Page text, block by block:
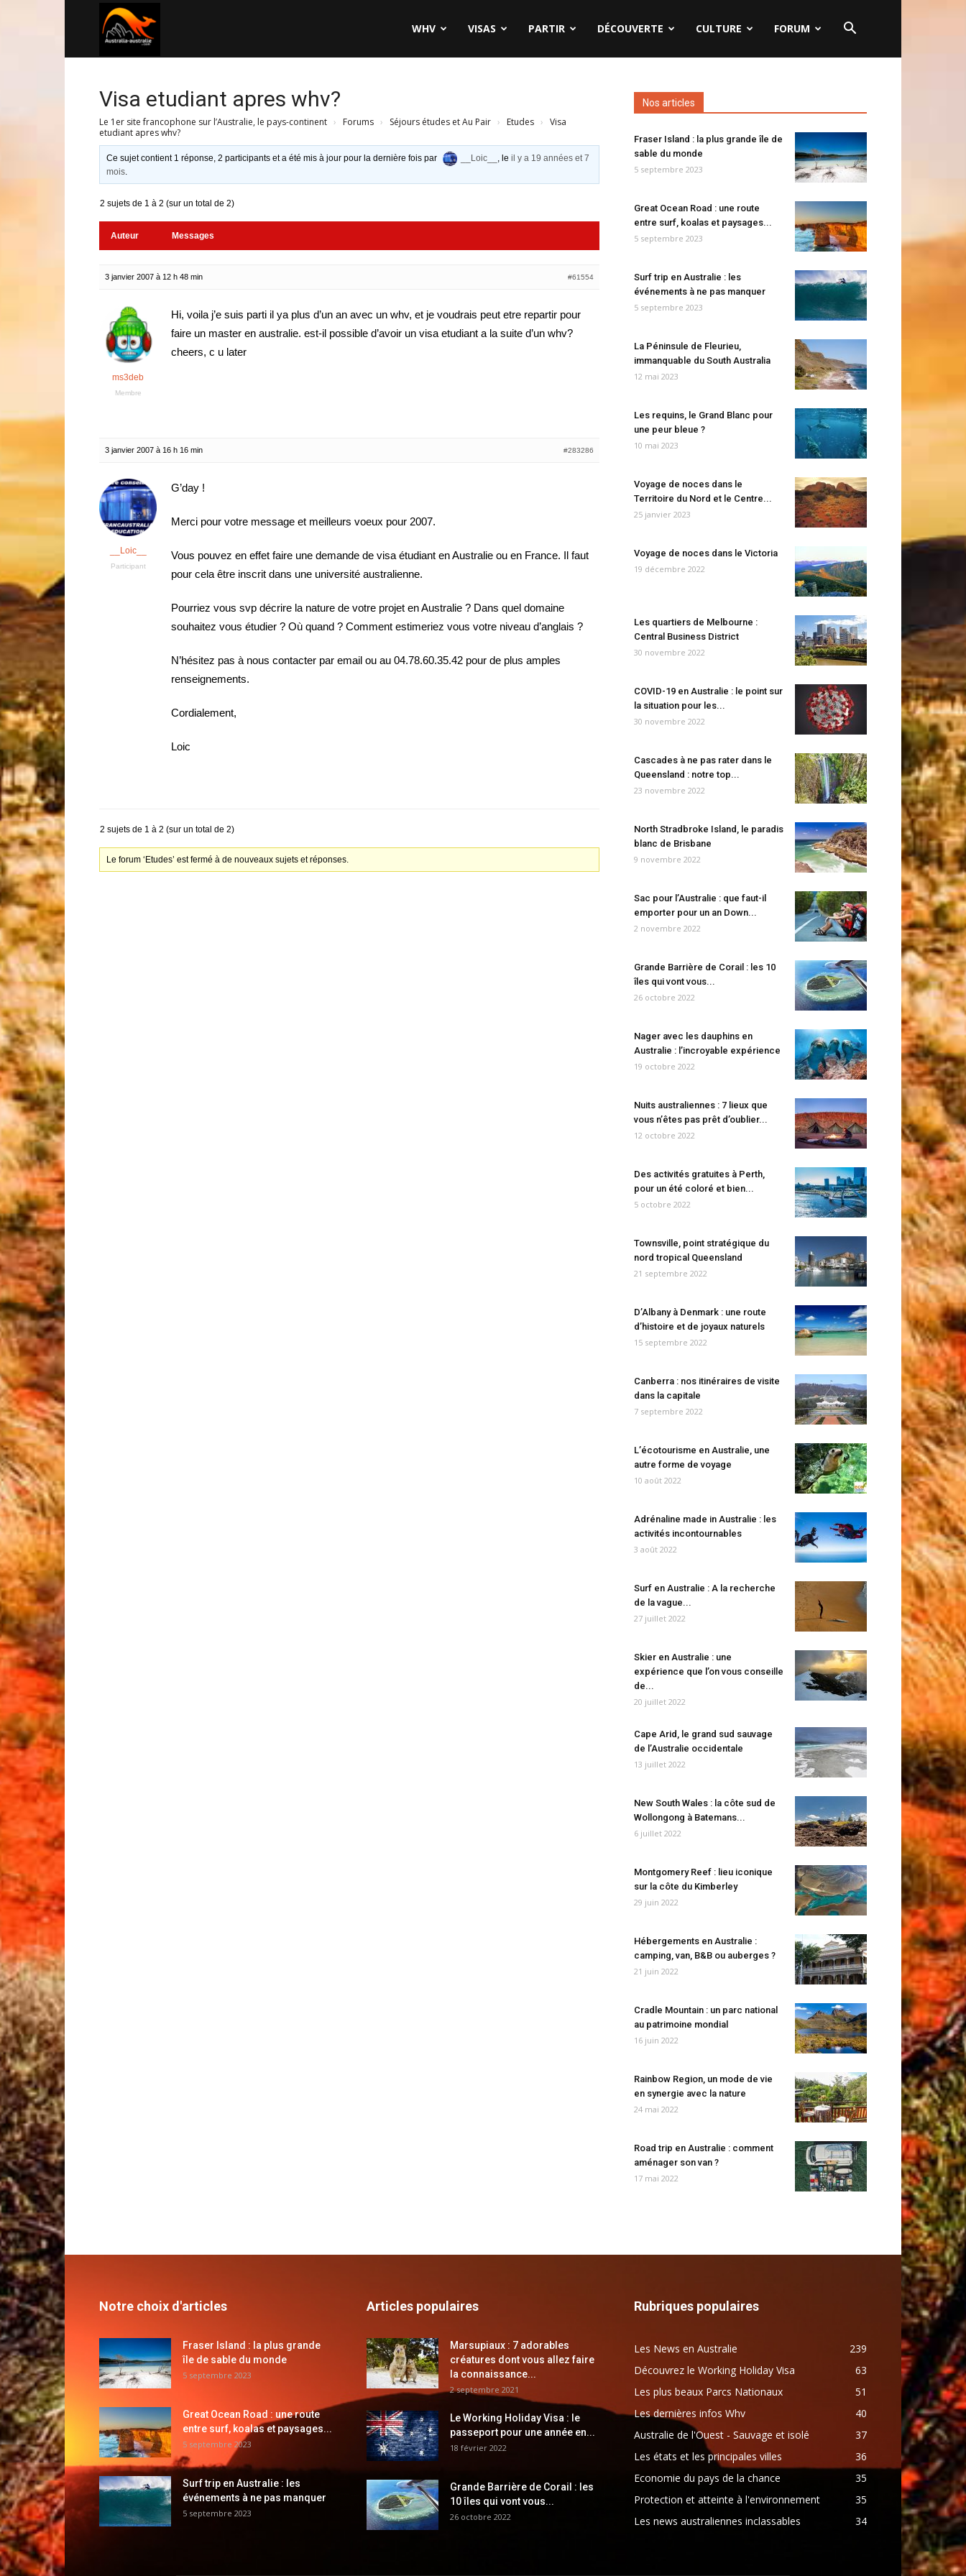
WHV VISAS PARTIR DÉCOUVERTE CULTURE FORUM
Visa etudiant apres whv?
Le 1er site francophone sur l’Australie, le pays-continent › Forums › Séjours études et Au Pair › Etudes › Visa
etudiant apres whv?
Ce sujet contient 1 réponse, 2 participants et a été mis à jour pour la dernière fois par __Loic__ , leil y a 19 années et 7
mois.
2 sujets de 1 à 2 (sur un total de 2)
Auteur Messages
3 janvier 2007 à 12 h 48 min #61554
ms3deb
Membre
Hi, voila j’e suis parti il ya plus d’un an avec un whv, et je voudrais peut etre repartir pour
faire un master en australie. est-il possible d’avoir un visa etudiant a la suite d’un whv?
cheers, c u later
3 janvier 2007 à 16 h 16 min #283286
__Loic__
Participant
G’day !
Merci pour votre message et meilleurs voeux pour 2007.
Vous pouvez en effet faire une demande de visa étudiant en Australie ou en France. Il faut
pour cela être inscrit dans une université australienne.
Pourriez vous svp décrire la nature de votre projet en Australie ? Dans quel domaine
souhaitez vous étudier ? Où quand ? Comment estimeriez vous votre niveau d’anglais ?
N’hésitez pas à nous contacter par email ou au 04.78.60.35.42 pour de plus amples
renseignements.
Cordialement,
Loic
2 sujets de 1 à 2 (sur un total de 2)
Le forum ‘Etudes’ est fermé à de nouveaux sujets et réponses.
Nos articles
Fraser Island : la plus grande île de
sable du monde
5 septembre 2023
Great Ocean Road : une route
entre surf, koalas et paysages...
5 septembre 2023
Surf trip en Australie : les
événements à ne pas manquer
5 septembre 2023
La Péninsule de Fleurieu,
immanquable du South Australia
12 mai 2023
Les requins, le Grand Blanc pour
une peur bleue ?
10 mai 2023
Voyage de noces dans le
Territoire du Nord et le Centre...
25 janvier 2023
Voyage de noces dans le Victoria
19 décembre 2022
Les quartiers de Melbourne :
Central Business District
30 novembre 2022
COVID-19 en Australie : le point sur
la situation pour les...
30 novembre 2022
Cascades à ne pas rater dans le
Queensland : notre top...
23 novembre 2022
North Stradbroke Island, le paradis
blanc de Brisbane
9 novembre 2022
Sac pour l’Australie : que faut-il
emporter pour un an Down...
2 novembre 2022
Grande Barrière de Corail : les 10
îles qui vont vous...
26 octobre 2022
Nager avec les dauphins en
Australie : l’incroyable expérience
19 octobre 2022
Nuits australiennes : 7 lieux que
vous n’êtes pas prêt d’oublier...
12 octobre 2022
Des activités gratuites à Perth,
pour un été coloré et bien...
5 octobre 2022
Townsville, point stratégique du
nord tropical Queensland
21 septembre 2022
D’Albany à Denmark : une route
d’histoire et de joyaux naturels
15 septembre 2022
Canberra : nos itinéraires de visite
dans la capitale
7 septembre 2022
L’écotourisme en Australie, une
autre forme de voyage
10 août 2022
Adrénaline made in Australie : les
activités incontournables
3 août 2022
Surf en Australie : A la recherche
de la vague...
27 juillet 2022
Skier en Australie : une
expérience que l’on vous conseille
de...
20 juillet 2022
Cape Arid, le grand sud sauvage
de l’Australie occidentale
13 juillet 2022
New South Wales : la côte sud de
Wollongong à Batemans...
6 juillet 2022
Montgomery Reef : lieu iconique
sur la côte du Kimberley
29 juin 2022
Hébergements en Australie :
camping, van, B&B ou auberges ?
21 juin 2022
Cradle Mountain : un parc national
au patrimoine mondial
16 juin 2022
Rainbow Region, un mode de vie
en synergie avec la nature
24 mai 2022
Road trip en Australie : comment
aménager son van ?
17 mai 2022
Notre choix d'articles
Fraser Island : la plus grande
île de sable du monde
5 septembre 2023
Great Ocean Road : une route
entre surf, koalas et paysages...
5 septembre 2023
Surf trip en Australie : les
événements à ne pas manquer
5 septembre 2023
Articles populaires
Marsupiaux : 7 adorables
créatures dont vous allez faire
la connaissance...
2 septembre 2021
Le Working Holiday Visa : le
passeport pour une année en...
18 février 2022
Grande Barrière de Corail : les
10 îles qui vont vous...
26 octobre 2022
Rubriques populaires
Les News en Australie
239
Découvrez le Working Holiday Visa
63
Les plus beaux Parcs Nationaux
51
Les dernières infos Whv
40
Australie de l'Ouest - Sauvage et isolé
37
Les états et les principales villes
36
Economie du pays de la chance
35
Protection et atteinte à l'environnement
35
Les news australiennes inclassables
34